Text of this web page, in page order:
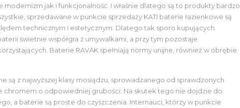
modernizm jak i funkcjonalność. I właśnie dlatego są to produkty bardzo
sprzedawane w punkcie sprzedaży KATI baterie łazienkowe są
technicznym i estetycznym. Dlatego tak sporo kupujących
świetnie współgra z umywalkami, a przy tym pozostaje
Baterie RAVAK spełniają normy unijne, również w obrębie
są z najwyższej klasy mosiądzu, sprowadzanego od sprawdzonych
chromem o odpowiedniej grubości. Na skutek tego nie dojdzie do
a baterie są proste do czyszczenia. Internauci, którzy w punkcie